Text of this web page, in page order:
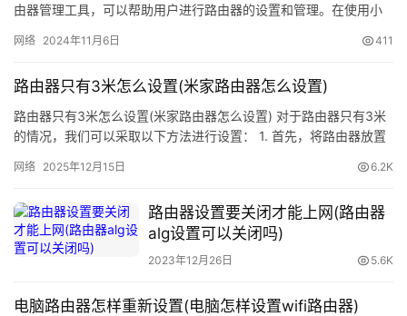
品
牌
由
器
更
多
由器管理工具，可以帮助用户进行路由器的设置和管理。在使用小
密码…
网络 2024年11月6日 411
路由器只有3米怎么设置(米家路由器怎么设置)
路由器只有3米怎么设置(米家路由器怎么设置) 对于路由器只有3米
的情况，我们可以采取以下方法进行设置： 1. 首先，将路由器放置
网络 2025年12月15日 6.2K
路由器设置要关闭才能上网(路由器
alg设置可以关闭吗)
2023年12月26日 5.6K
电脑路由器怎样重新设置(电脑怎样设置wifi路由器)